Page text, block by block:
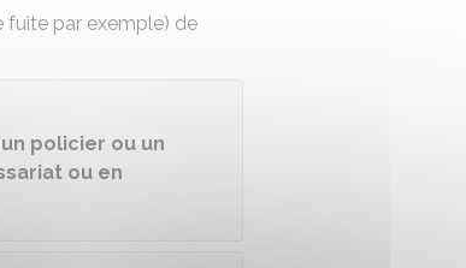
fuite par exemple) de
policier ou un
ou en